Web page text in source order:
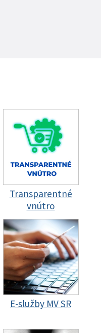
Transparentné
vnútro
E-služby MV SR